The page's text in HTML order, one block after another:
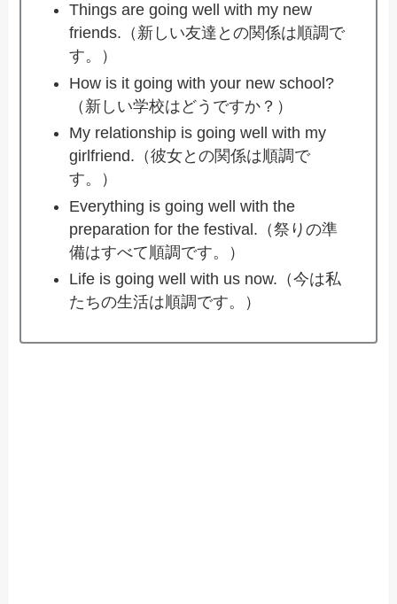
Things are going well with my new
friends.（新しい友達との関係は順調で
す。）
How is it going with your new school?
（新しい学校はどうですか？）
My relationship is going well with my
girlfriend.（彼女との関係は順調で
す。）
Everything is going well with the
preparation for the festival.（祭りの準
備はすべて順調です。）
Life is going well with us now.（今は私
たちの生活は順調です。）